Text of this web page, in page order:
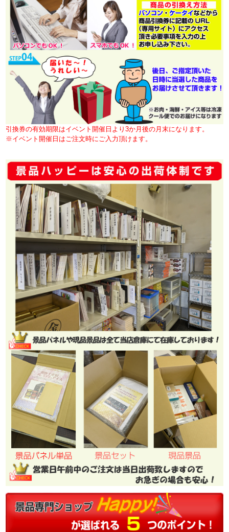
引換券の有効期限はイベント開催日より3か月後の月末になります。
※イベント開催日はご注文時にご入力頂けます。